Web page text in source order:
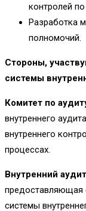
контролей
Разработка
полномочий.
Стороны,
системы
Комитет по
внутреннего
внутреннего
процессах.
Внутренний аудит
предоставляющая
системы